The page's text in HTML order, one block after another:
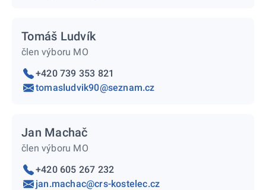
Tomáš Ludvík
člen výboru MO
+420 739 353 821
tomasludvik90@seznam.cz
Jan Machač
člen výboru MO
+420 605 267 232
jan.machac@crs-kostelec.cz